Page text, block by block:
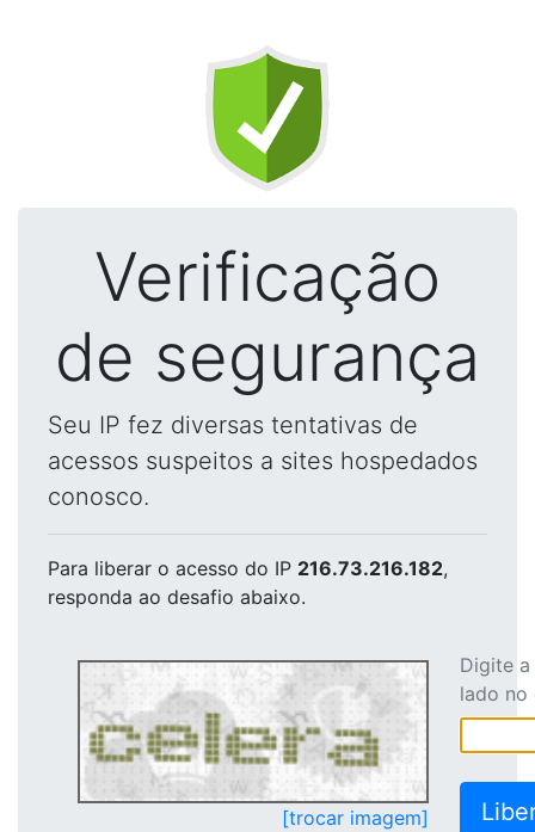
Verificação
de segurança
Seu IP fez diversas tentativas de
acessos suspeitos a sites hospedados
conosco.
Para liberar o acesso do IP 216.73.216.182,
responda ao desafio abaixo.
[trocar imagem]
Digite
lado no